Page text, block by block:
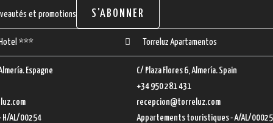
et promotions S'ABONNER
Hotel ***
Espagne
AL/00254
Torreluz Apartamentos
C/ Plaza Flores 6, Almería. Spain
+34 950 281 431
recepcion@torreluz.com
Appartements touristiques - A/AL/00025